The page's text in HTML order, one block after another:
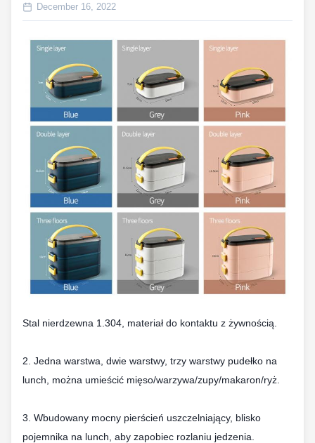
December 16, 2022
Stal nierdzewna 1.304, materiał do kontaktu z żywnością.
2. Jedna warstwa, dwie warstwy, trzy warstwy pudełko na
lunch, można umieścić mięso/warzywa/zupy/makaron/ryż.
3. Wbudowany mocny pierścień uszczelniający, blisko
pojemnika na lunch, aby zapobiec rozlaniu jedzenia.